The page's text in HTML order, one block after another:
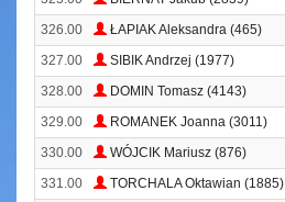
326.00 ŁAPIAK Aleksandra (465)
327.00 SIBIK Andrzej (1977)
328.00 DOMIN Tomasz (4143)
329.00
ROMANEK Joanna (3011)
330.00
WÓJCIK Mariusz (876)
331.00
TORCHALA Oktawian (1885)